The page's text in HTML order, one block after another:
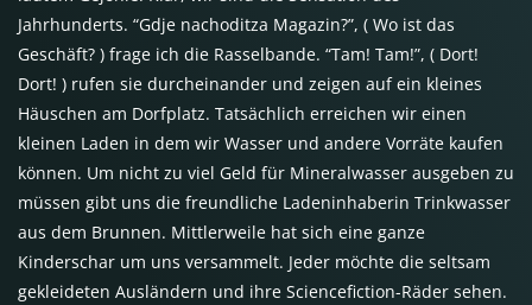
Jahrhunderts. “Gdje nachoditza Magazin?”, ( Wo ist das
Geschäft? ) frage ich die Rasselbande. “Tam! Tam!”, ( Dort!
Dort! ) rufen sie durcheinander und zeigen auf ein kleines
Häuschen am Dorfplatz. Tatsächlich erreichen wir einen
kleinen Laden in dem wir Wasser und andere Vorräte kaufen
können. Um nicht zu viel Geld für Mineralwasser ausgeben zu
müssen gibt uns die freundliche Ladeninhaberin Trinkwasser
aus dem Brunnen. Mittlerweile hat sich eine ganze
Kinderschar um uns versammelt. Jeder möchte die seltsam
gekleideten Ausländern und ihre Sciencefiction-Räder sehen.